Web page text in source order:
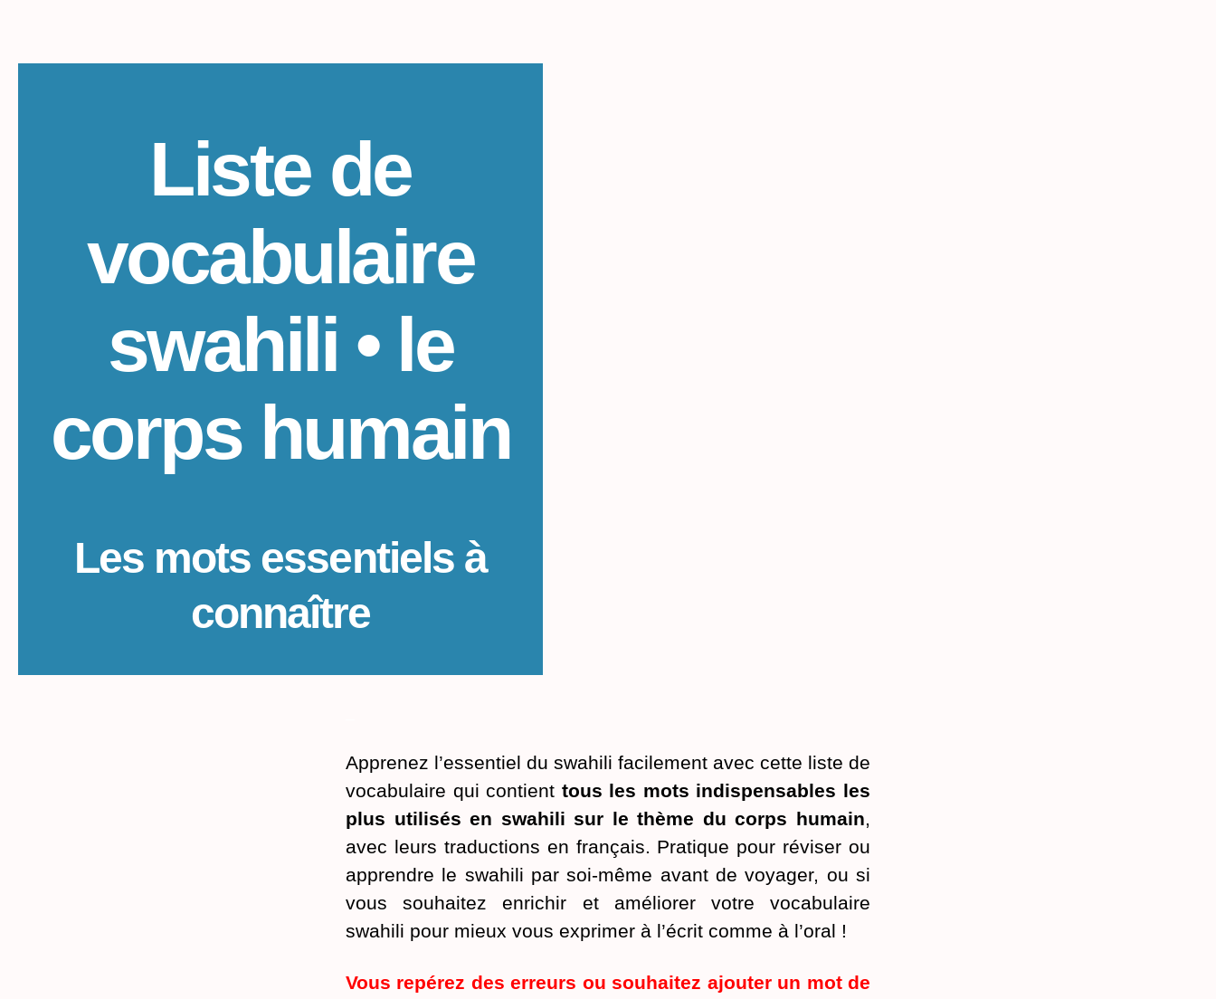
Liste de
vocabulaire
swahili • le
corps humain
Les mots essentiels à
connaître
Apprenez l’essentiel du swahili facilement avec cette liste de
vocabulaire qui contient tous les mots indispensables les
plus utilisés en swahili sur le thème du corps humain,
avec leurs traductions en français. Pratique pour réviser ou
apprendre le swahili par soi-même avant de voyager, ou si
vous souhaitez enrichir et améliorer votre vocabulaire
swahili pour mieux vous exprimer à l’écrit comme à l’oral !
Vous repérez des erreurs ou souhaitez ajouter un mot de